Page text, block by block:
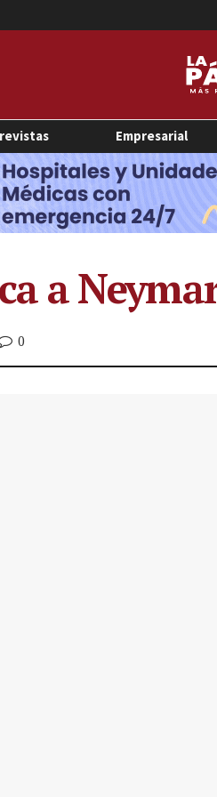
Empresarial
a
0